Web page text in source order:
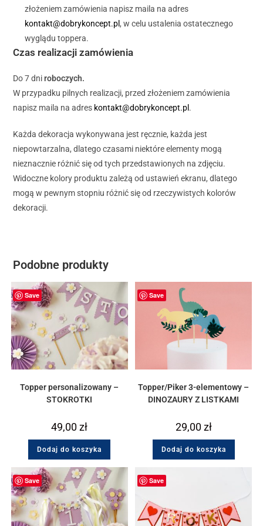
złożeniem zamówienia napisz maila na adres
kontakt@dobrykoncept.pl , w celu ustalenia ostatecznego
wyglądu toppera.
Czas realizacji zamówienia
Do 7 dniroboczych.
W przypadku pilnych realizacji, przed złożeniem zamówienia
napisz maila na adres kontakt@dobrykoncept.pl .
Każda dekoracja wykonywana jest ręcznie, każda jest
niepowtarzalna, dlatego czasami niektóre elementy mogą
nieznacznie różnić się od tych przedstawionych na zdjęciu.
Widoczne kolory produktu zależą od ustawień ekranu, dlatego
mogą w pewnym stopniu różnić się od rzeczywistych kolorów
dekoracji.
Podobne produkty
Save
Topper personalizowany –
STOKROTKI
49,00zł
Dodaj do koszyka
Save
Topper/Piker 3-elementowy –
DINOZAURY Z LISTKAMI
29,00zł
Dodaj do koszyka
Save Save